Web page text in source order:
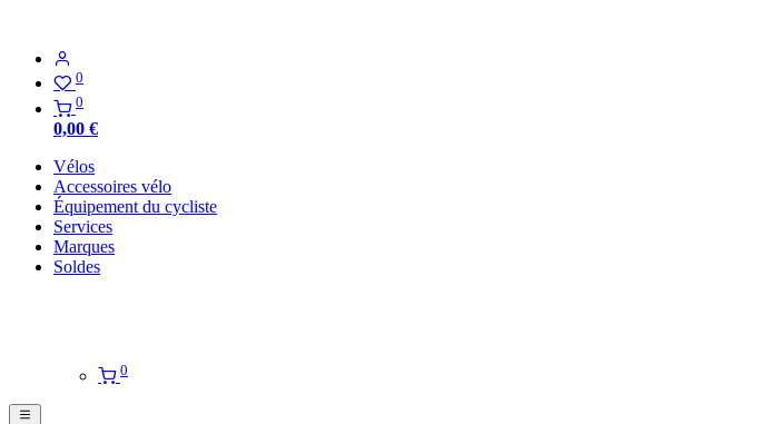
0
0
0,00 €
Vélos
Accessoires vélo
Équipement du cycliste
Services
Marques
Soldes
0